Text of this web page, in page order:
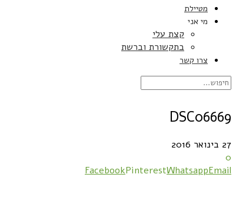
מטיילת
מי אני
קצת עלי
בתקשורת וברשת
צרו קשר
DSC06669
27 בינואר 2016
0
FacebookPinterestWhatsappEmail